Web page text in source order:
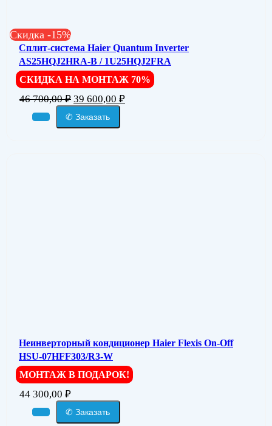
Скидка -15%
Сплит-система Haier Quantum Inverter
AS25HQJ2HRA-B / 1U25HQJ2FRA
СКИДКА НА МОНТАЖ 70%
46 700,00₽ 39 600,00 ₽
✆ Заказать
Неинверторный кондиционер Haier Flexis On-Off
HSU-07HFF303/R3-W
МОНТАЖ В ПОДАРОК!
44 300,00 ₽
✆ Заказать